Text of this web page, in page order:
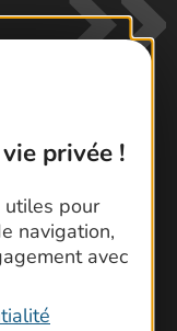
privée !
utiles pour
navigation,
avec